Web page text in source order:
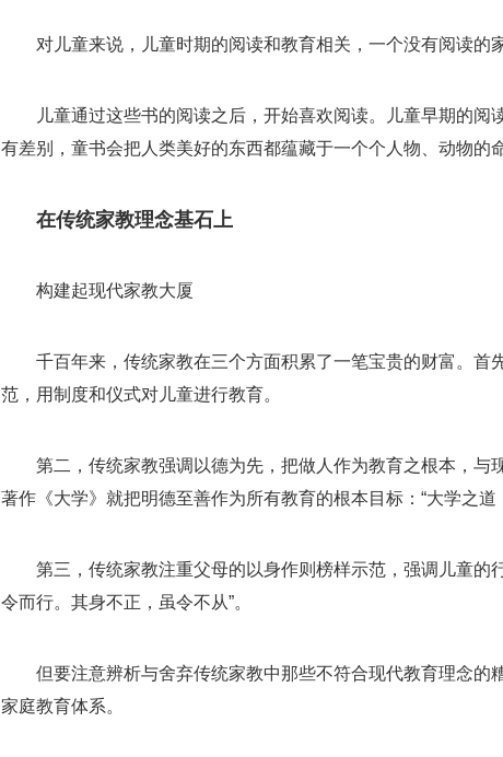
对儿童来说，儿童时期的阅读和教育相关，一个没有阅读的
儿童通过这些书的阅读之后，开始喜欢阅读。儿童早期的
有差别，童书会把人类美好的东西都蕴藏于一个个人物、动物的
在传统家教理念基石上
构建起现代家教大厦
千百年来，传统家教在三个方面积累了一笔宝贵的财富。
范，用制度和仪式对儿童进行教育。
第二，传统家教强调以德为先，把做人作为教育之根本，与
著作《大学》就把明德至善作为所有教育的根本目标：“大学之
第三，传统家教注重父母的以身作则榜样示范，强调儿童的
令而行。其身不正，虽令不从”。
但要注意辨析与舍弃传统家教中那些不符合现代教育理念
家庭教育体系。